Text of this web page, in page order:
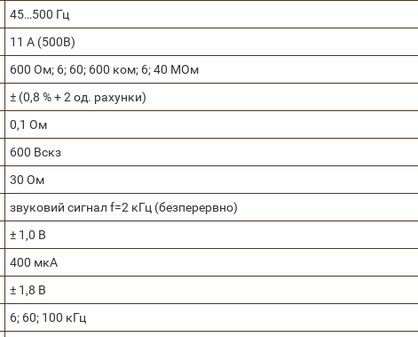
45…500 Гц
11 А (500В)
600 Ом; 6; 60; 600 ком; 6; 40 МОм
± (0,8 % + 2 од. рахунки)
0,1 Ом
600 Вскз
30 Ом
звуковий сигнал f=2 кГц (безперервно)
± 1,0 В
400 мкА
± 1,8 В
6; 60; 100 кГц